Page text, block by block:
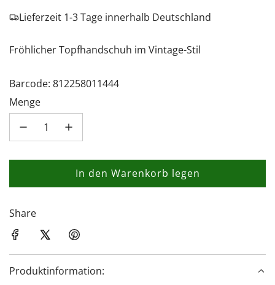
Lieferzeit 1-3 Tage innerhalb Deutschland
Fröhlicher Topfhandschuh im Vintage-Stil
Barcode: 812258011444
Menge
In den Warenkorb legen
L
.
Share
Produktinformation: